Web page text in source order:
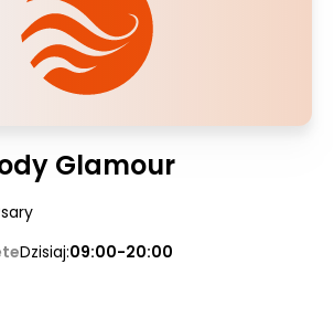
Glamour
Dzisiaj:09:00-20:00